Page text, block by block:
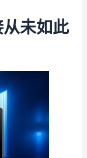
未如此